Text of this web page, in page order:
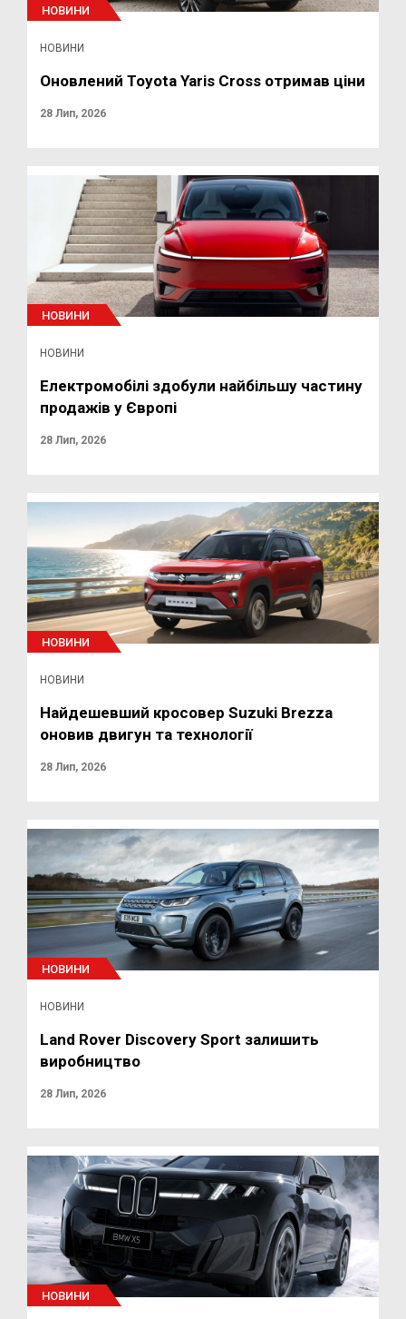
НОВИНИ
НОВИНИ
Оновлений Toyota Yaris Cross отримав ціни
28 Лип, 2026
НОВИНИ
НОВИНИ
Електромобілі здобули найбільшу частину
продажів у Європі
28 Лип, 2026
НОВИНИ
НОВИНИ
Найдешевший кросовер Suzuki Brezza
оновив двигун та технології
28 Лип, 2026
НОВИНИ
НОВИНИ
Land Rover Discovery Sport залишить
виробництво
28 Лип, 2026
НОВИНИ